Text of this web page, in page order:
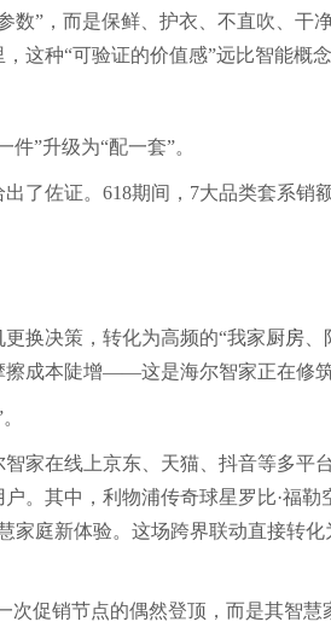
数”，而是保鲜、护衣、不直吹、
这种“可验证的价值感”远比智能概念
”升级为“配一套”。
了佐证。618期间，7大品类套系销
更换决策，转化为高频的“我家厨房
成本陡增——这是海尔智家正在修筑
家在线上京东、天猫、抖音等多平
。其中，利物浦传奇球星罗比·福
家庭新体验。这场跨界联动直接转
次促销节点的偶然登顶，而是其智